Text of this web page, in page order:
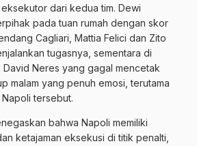
dari kedua tim. Dewi
pada tuan rumah dengan skor
Cagliari, Mattia Felici dan Zito
tugasnya, sementara di
Neres yang gagal mencetak
malam yang penuh emosi, terutama
tersebut.
bahwa Napoli memiliki
ketajaman eksekusi di titik penalti,